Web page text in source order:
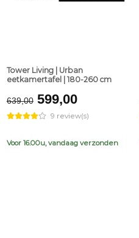
Tower Living | Urban
eetkamertafel | 180-260 cm
639,00 Original
price
was:
€639,00.
599,00Current
price
is:
€599,00.
9 review(s)
Voor 16.00u, vandaag verzonden